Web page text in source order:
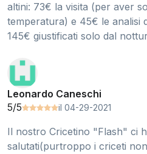
altini: 73€ la visita (per aver
temperatura) e 45€ le analisi
145€ giustificati solo dal
Leonardo Caneschi
5/5
il 04-29-2021
Il nostro Cricetino "Flash" ci
salutati(purtroppo i criceti